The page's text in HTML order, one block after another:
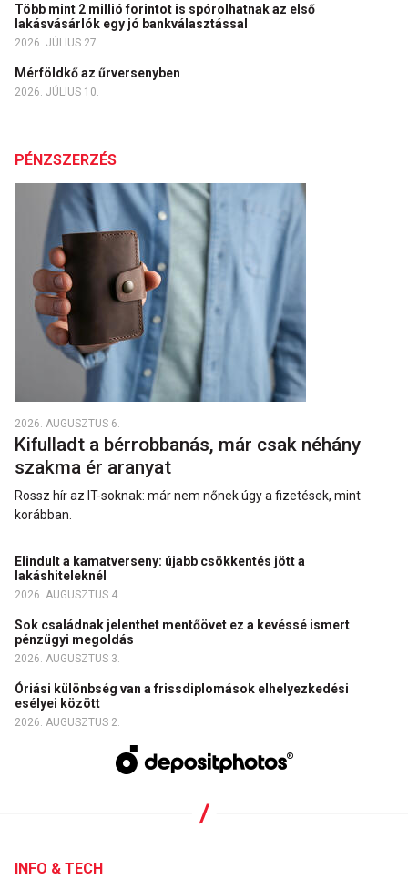
Több mint 2 millió forintot is spórolhatnak az első
lakásvásárlók egy jó bankválasztással
2026. JÚLIUS 27.
Mérföldkő az űrversenyben
2026. JÚLIUS 10.
PÉNZSZERZÉS
2026. AUGUSZTUS 6.
Kifulladt a bérrobbanás, már csak néhány
szakma ér aranyat
Rossz hír az IT-soknak: már nem nőnek úgy a fizetések, mint
korábban.
Elindult a kamatverseny: újabb csökkentés jött a
lakáshiteleknél
2026. AUGUSZTUS 4.
Sok családnak jelenthet mentőövet ez a kevéssé ismert
pénzügyi megoldás
2026. AUGUSZTUS 3.
Óriási különbség van a frissdiplomások elhelyezkedési
esélyei között
2026. AUGUSZTUS 2.
INFO & TECH